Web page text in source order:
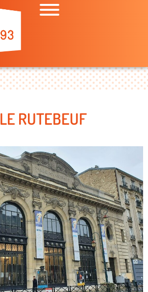
LE RUTEBEUF